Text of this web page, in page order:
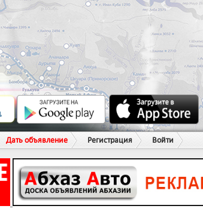
Дать объявление Регистрация Войти